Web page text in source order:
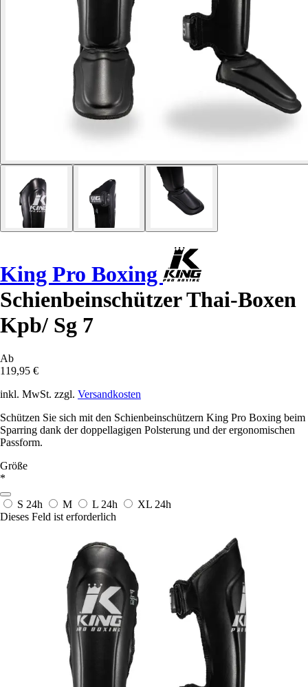
King Pro Boxing
Schienbeinschützer Thai-Boxen
Kpb/ Sg 7
Ab
119,95 €
inkl. MwSt. zzgl. Versandkosten
Schützen Sie sich mit den Schienbeinschützern King Pro Boxing beim
Sparring dank der doppellagigen Polsterung und der ergonomischen
Passform.
Größe
*
S 24h M L 24h XL 24h
Dieses Feld ist erforderlich